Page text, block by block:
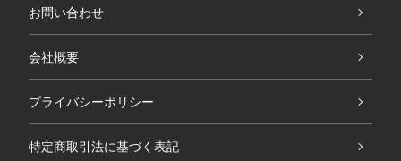
お問い合わせ
会社概要
プライバシーポリシー
特定商取引法に基づく表記